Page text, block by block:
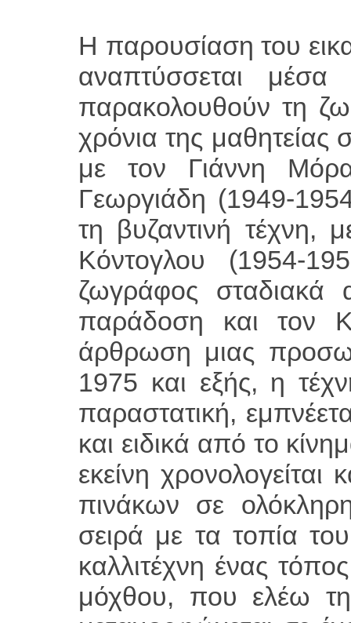
Η παρουσίαση του
αναπτύσσεται
παρακολουθούν τη
χρόνια της
με τον Γιάννη
Γεωργιάδη (1949-
τη βυζαντινή τέχνη,
Κόντογλου (1954-
ζωγράφος σταδιακά
παράδοση και τον
άρθρωση μιας
1975 και εξής, η
παραστατική,
και ειδικά από το
εκείνη
πινάκων σε
σειρά με τα τοπία
καλλιτέχνη ένας
μόχθου, που ελέω